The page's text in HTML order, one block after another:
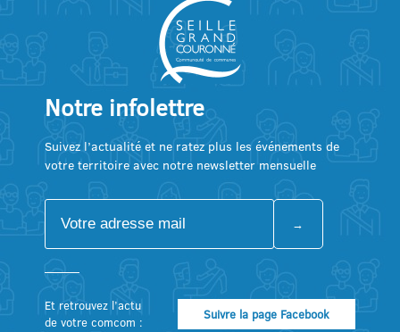
Notre infolettre
Suivez l’actualité et ne ratez plus les événements de
votre territoire avec notre newsletter mensuelle
Et retrouvez l’actu
de votre comcom :
Suivre la page Facebook